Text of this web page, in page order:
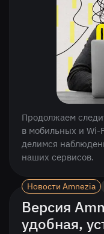
Продолжаем
в мобильных и Wi-
делимся
наших сервисов.
Новости Amnezia
Версия
удобная,